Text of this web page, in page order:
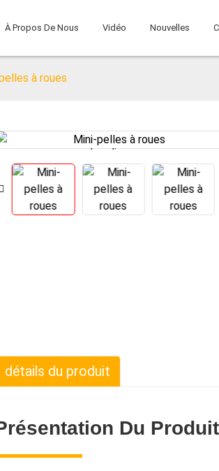
À Propos De Nous Vidéo Nouvelles
à roues
Loading...
Loading...
détails du produit
Du Produit